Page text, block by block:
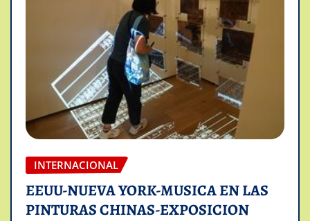
INTERNACIONAL
EEUU-NUEVA YORK-MUSICA EN LAS
PINTURAS CHINAS-EXPOSICION